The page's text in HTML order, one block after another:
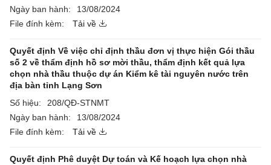
Ngày ban hành:
13/08/2024
File đính kèm:
Tải về
Quyết định Về việc chỉ định thầu đơn vị thực hiện Gói thầu
số 2 về thẩm định hồ sơ mời thầu, thẩm định kết quả lựa
chọn nhà thầu thuộc dự án Kiểm kê tài nguyên nước trên
địa bàn tỉnh Lạng Sơn
Số hiệu:
208/QĐ-STNMT
Ngày ban hành:
13/08/2024
File đính kèm:
Tải về
Quyết định Phê duyệt Dự toán và Kế hoạch lựa chọn nhà